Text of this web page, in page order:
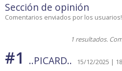
Sección de opinión
Comentarios enviados por los usuarios!
1 resultados.
#1 ..PICARD.. 15/12/2025 |